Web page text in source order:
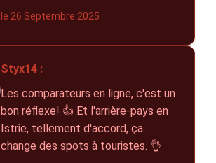
le 26 Septembre 2025
Styx14 :
Les comparateurs en ligne, c'est un
bon réflexe! 👍 Et l'arrière-pays en
Istrie, tellement d'accord, ça
change des spots à touristes. 👌